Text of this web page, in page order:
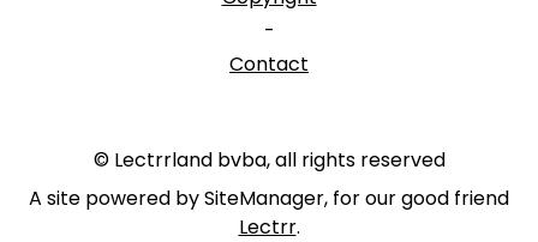
-
Contact
© Lectrrland bvba, all rights reserved
A site powered by SiteManager, for our good friend
Lectrr.